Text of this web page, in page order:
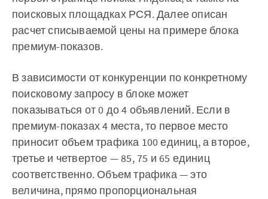
поисковых площадках РСЯ. Далее описан
расчет списываемой цены на примере блока
премиум-показов.
В зависимости от конкуренции по конкретному
поисковому запросу в блоке может
показываться от 0 до 4 объявлений. Если в
премиум-показах 4 места, то первое место
приносит объем трафика 100 единиц, а второе,
третье и четвертое — 85, 75 и 65 единиц
соответственно. Объем трафика — это
величина, прямо пропорциональная